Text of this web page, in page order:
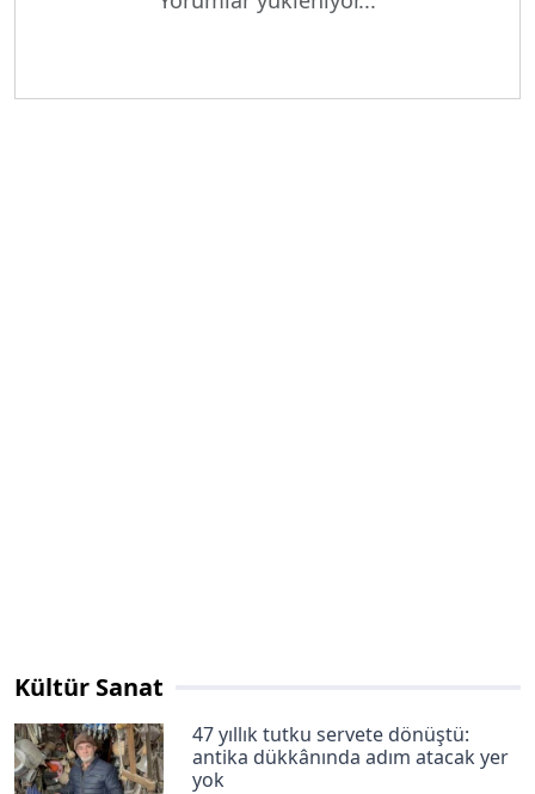
Kültür Sanat
47 yıllık tutku servete dönüştü:
antika dükkânında adım atacak yer
yok